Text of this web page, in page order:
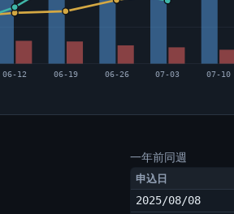
06-12 06-19 06-26 07-03 07-10
一年前同週
申込日
2025/08/08